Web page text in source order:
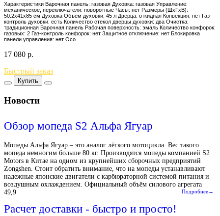
Характеристики Варочная панель: газовая Духовка: газовая Управление:
механическое, переключатели: поворотные Часы: нет Размеры (ШхГхВ):
50.2x41x85 см Духовка Объем духовки: 45 л Дверца: откидная Конвекция: нет Газ-
контроль духовки: есть Количество стекол дверцы духовки: два Очистка:
традиционная Варочная панель Рабочая поверхность: эмаль Количество конфорок:
газовых: 2 Газ-контроль конфорок: нет Защитное отключение: нет Блокировка
панели управления: нет Осо..
17 080 р.
Быстрый заказ
Купить
Новости
Обзор мопеда S2 Альфа Ягуар
Мопеды Альфа Ягуар – это аналог лёгкого мотоцикла. Вес такого
мопеда немногим больше 80 кг. Производятся мопеды компанией S2
Motors в Китае на одном из крупнейших сборочных предприятий
Zongshen. Стоит обратить внимание, что на мопеды устанавливают
надежные японские двигатели с карбюраторной системой питания и
воздушным охлаждением. Официальный объём силового агрегата
49,9
Подробнее→
Расчет доставки - быстро и просто!